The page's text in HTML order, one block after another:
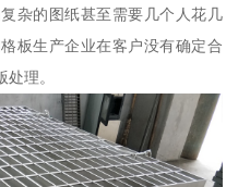
杂的图纸甚至需要几个人花几
板生产企业在客户没有确定合
理。